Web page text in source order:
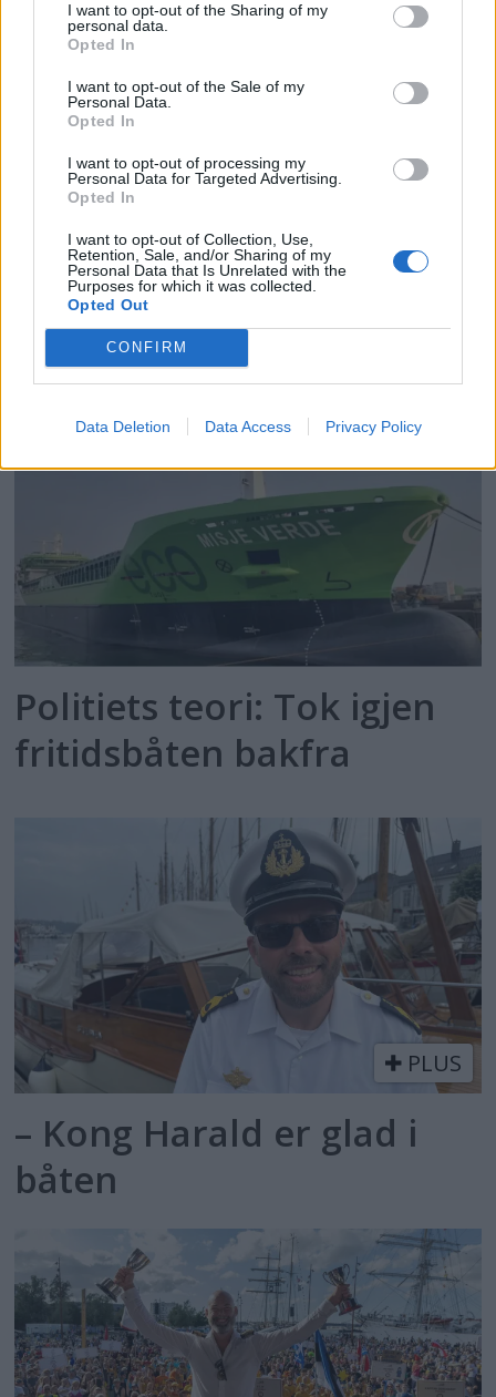
I want to opt-out of the Sharing of my
personal data.
Opted In
I want to opt-out of the Sale of my
Personal Data.
Opted In
I want to opt-out of processing my
Personal Data for Targeted Advertising.
Opted In
I want to opt-out of Collection, Use,
Retention, Sale, and/or Sharing of my
Personal Data that Is Unrelated with the
Purposes for which it was collected.
Opted Out
CONFIRM
Data Deletion Data Access Privacy Policy
Satser på Sting, øker
salget
Politiets teori: Tok igjen
fritidsbåten bakfra
PLUS
– Kong Harald er glad i
båten